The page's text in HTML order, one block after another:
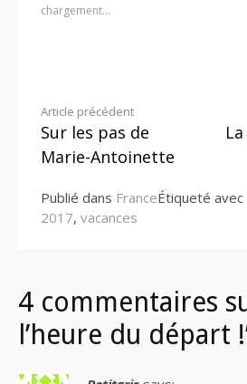
chargement…
Lire
la
Article précédent
Sur les pas de
Marie-Antoinette
Publié dans FranceÉtiqueté avec
2017, vacances
4 commentaires
l’heure du départ